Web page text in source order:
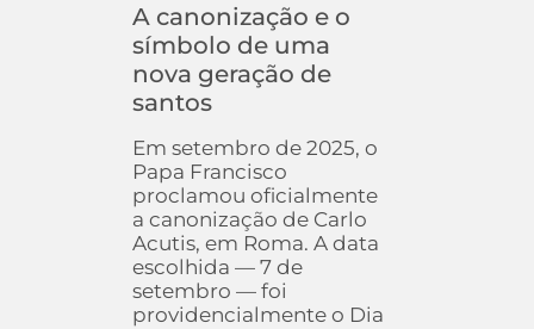
A canonização e o
símbolo de uma
nova geração de
santos
Em setembro de 2025, o
Papa Francisco
proclamou oficialmente
a canonização de Carlo
Acutis, em Roma. A data
escolhida — 7 de
setembro — foi
providencialmente o Dia